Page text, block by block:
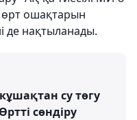
өрт ошақтарын
де нақтыланады.
су төгу
сөндіру